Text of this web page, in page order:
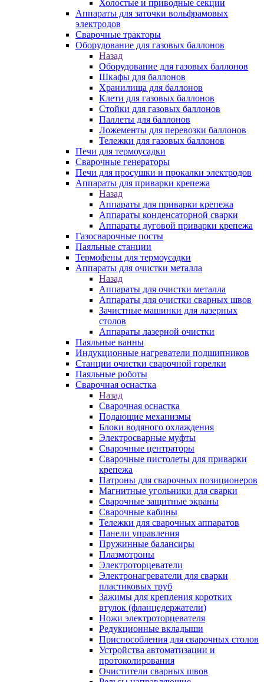
Холостые и приводные секции
Аппараты для заточки вольфрамовых
электродов
Сварочные тракторы
Оборудование для газовых баллонов
Назад
Оборудование для газовых баллонов
Шкафы для баллонов
Хранилища для баллонов
Клети для газовых баллонов
Стойки для газовых баллонов
Паллеты для баллонов
Ложементы для перевозки баллонов
Тележки для газовых баллонов
Печи для термоусадки
Сварочные генераторы
Печи для просушки и прокалки электродов
Аппараты для приварки крепежа
Назад
Аппараты для приварки крепежа
Аппараты конденсаторной сварки
Аппараты дуговой приварки крепежа
Газосварочные посты
Паяльные станции
Термофены для термоусадки
Аппараты для очистки металла
Назад
Аппараты для очистки металла
Аппараты для очистки сварных швов
Зачистные машинки для лазерных
столов
Аппараты лазерной очистки
Паяльные ванны
Индукционные нагреватели подшипников
Станции очистки сварочной горелки
Паяльные роботы
Сварочная оснастка
Назад
Сварочная оснастка
Подающие механизмы
Блоки водяного охлаждения
Электросварные муфты
Сварочные центраторы
Сварочные пистолеты для приварки
крепежа
Патроны для сварочных позиционеров
Магнитные угольники для сварки
Сварочные защитные экраны
Сварочные кабины
Тележки для сварочных аппаратов
Панели управления
Пружинные балансиры
Плазмотроны
Электроторцеватели
Электронагреватели для сварки
пластиковых труб
Зажимы для крепления коротких
втулок (фланцедержатели)
Ножи электроторцевателя
Редукционные вкладыши
Приспособления для сварочных столов
Устройства автоматизации и
протоколирования
Очистители сварных швов